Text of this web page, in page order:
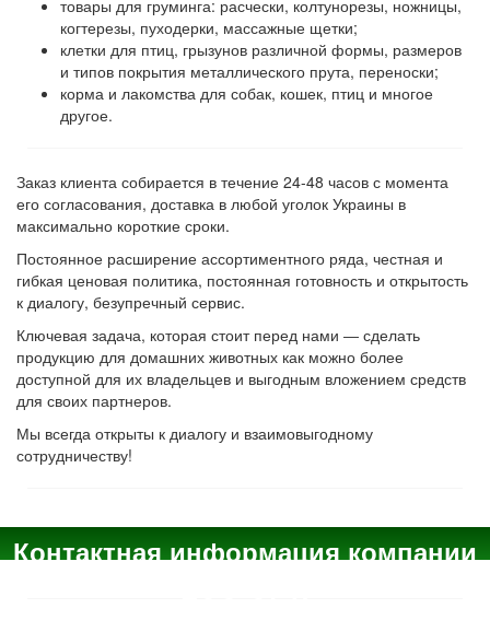
товары для груминга: расчески, колтунорезы, ножницы,
когтерезы, пуходерки, массажные щетки;
клетки для птиц, грызунов различной формы, размеров
и типов покрытия металлического прута, переноски;
корма и лакомства для собак, кошек, птиц и многое
другое.
Заказ клиента собирается в течение 24-48 часов с момента
его согласования, доставка в любой уголок Украины в
максимально короткие сроки.
Постоянное расширение ассортиментного ряда, честная и
гибкая ценовая политика, постоянная готовность и открытость
к диалогу, безупречный сервис.
Ключевая задача, которая стоит перед нами ― сделать
продукцию для домашних животных как можно более
доступной для их владельцев и выгодным вложением средств
для своих партнеров.
Мы всегда открыты к диалогу и взаимовыгодному
сотрудничеству!
Контактная информация компании